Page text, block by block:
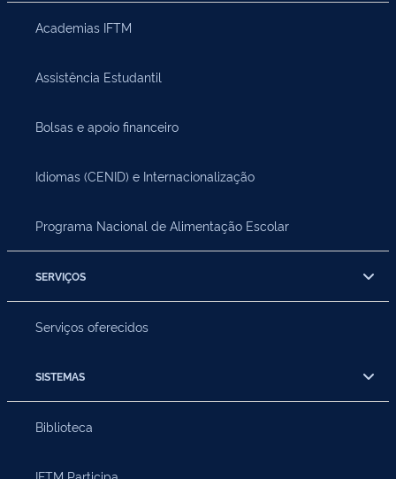
Academias IFTM
Assistência Estudantil
Bolsas e apoio financeiro
Idiomas (CENID) e Internacionalização
Programa Nacional de Alimentação Escolar
SERVIÇOS
Serviços oferecidos
SISTEMAS
Biblioteca